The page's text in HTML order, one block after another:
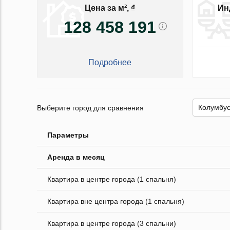
Цена за м², ₫
128 458 191
Подробнее
Выберите город для сравнения
Параметры
Аренда в месяц
Квартира в центре города (1 спальня)
Квартира вне центра города (1 спальня)
Квартира в центре города (3 спальни)